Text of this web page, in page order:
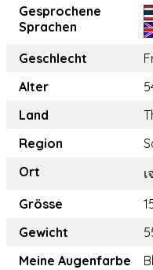
Gesprochene
Sprachen
Geschlecht
Alter
Land
Region
Ort
Grösse
Gewicht
Meine Augenfarbe